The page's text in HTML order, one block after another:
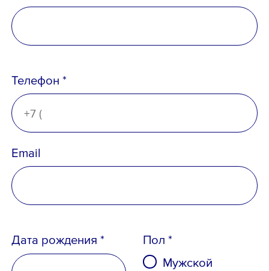
Телефон *
Email
Дата рождения *
Пол *
Мужской